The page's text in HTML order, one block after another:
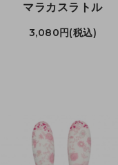
マラカスラトル
3,080円(税込)